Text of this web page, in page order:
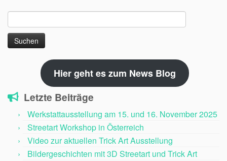
nach:
Hier geht es zum News Blog
Letzte Beiträge
Werkstattausstellung am 15. und 16. November 2025
Streetart Workshop in Österreich
Video zur aktuellen Trick Art Ausstellung
Bildergeschichten mit 3D Streetart und Trick Art